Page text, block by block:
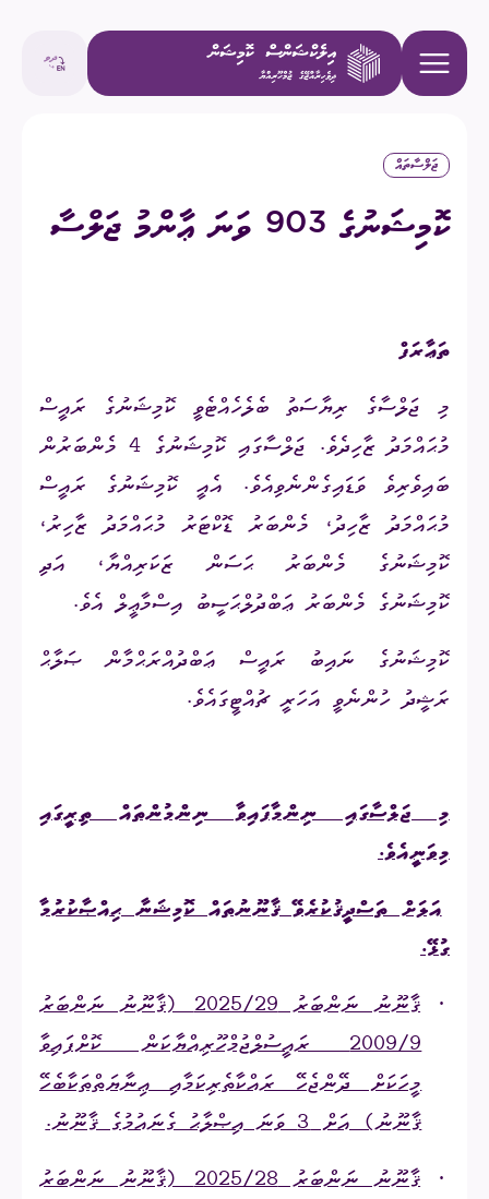
ޖަލްސާތައް
ކޮމިޝަނުގެ 903 ވަނަ ޢާންމު ޖަލްސާ
ތަޢާރަފް
މި ޖަލްސާގެ ރިޔާސަތު ބެލެހެއްޓެވީ ކޮމިޝަނުގެ ރައީސް
މުޙައްމަދު ޒާހިދެވެ. ޖަލްސާގައި ކޮމިޝަނުގެ 4މެންބަރުން
ބައިވެރިވެ ވަޑައިގެންނެވިއެވެ. އެއީ ކޮމިޝަނުގެ ރައީސް
މުޙައްމަދު ޒާހިދު، މެންބަރު ޑޮކްޓަރު މުޙައްމަދު ޒާހިރު،
ކޮމިޝަނުގެ މެންބަރު ޙަސަން ޒަކަރިއްޔާ، އަދި
ކޮމިޝަނުގެ މެންބަރު ޢަބްދުލްޙަސީބު އިސްމާޢީލް އެވެ.
ކޮމިޝަނުގެ ނައިބު ރައީސް ޢަބްދުއްރަޙްމާން ޞަލާޙް
ރަޝީދު ހުންނެވީ އަހަރީ ޗުއްޓީގައެވެ.
މި ޖަލްސާގައި ނިންމާފައިވާ ނިންމުންތައް ތިރީގައި
މިވަނީއެވެ.
އަލަށް ތަސްދީޤުކުރެވޭ ޤާނޫނުތައް ކޮމިޝަނާ ޙިއްޞާކުރުމާ
ގުޅޭ.
·
ޤާނޫނު ނަންބަރު 2025/29 (ޤާނޫނު ނަންބަރު
2009/9 ރައީސުލްޖުމްހޫރިއްޔާކަން ކޮށްފައިވާ
މީހަކަށް ދޭންޖެހޭ ރައްކާތެރިކަމާއި ޢިނާޔަތްތަކާބެހޭ
ޤާނޫނު) އަށް 3 ވަނަ އިޞްލާޙު ގެނައުމުގެ ޤާނޫނު.
·
ޤާނޫނު ނަންބަރު 2025/28 (ޤާނޫނު ނަންބަރު